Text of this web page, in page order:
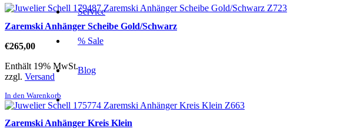
Service
% Sale
Blog
Zaremski Anhänger Scheibe Gold/Schwarz
€265,00
Enthält 19% MwSt.
zzgl. Versand
In den Warenkorb
Zaremski Anhänger Kreis Klein